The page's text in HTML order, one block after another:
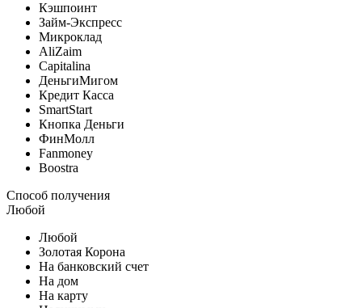
Кэшпоинт
Займ-Экспресс
Микроклад
AliZaim
Capitalina
ДеньгиМигом
Кредит Касса
SmartStart
Кнопка Деньги
ФинМолл
Fanmoney
Boostra
Способ получения
Любой
Любой
Золотая Корона
На банковский счет
На дом
На карту